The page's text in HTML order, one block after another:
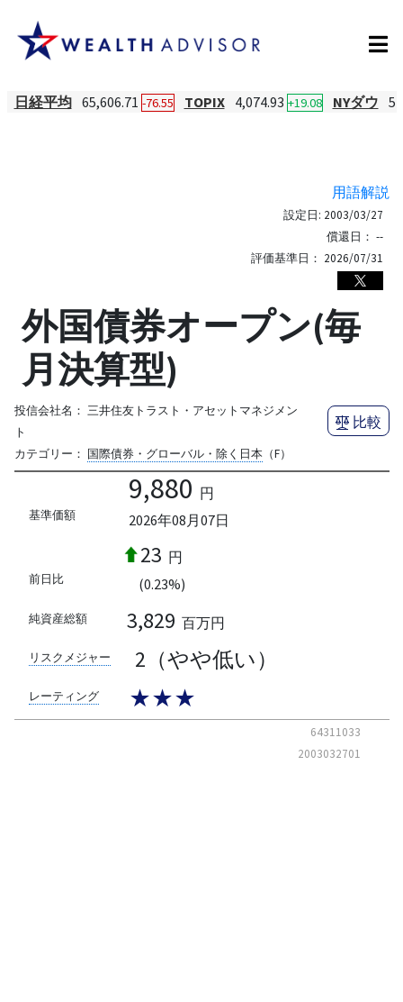
日経平均 65,606.71 -76.55 TOPIX 4,074.93 +19.08 NYダウ
用語解説
設定日: 2003/03/27
償還日： --
評価基準日： 2026/07/31
外国債券オープン(毎
月決算型)
投信会社名： 三井住友トラスト・アセットマネジメン
ト
カテゴリー： 国際債券・グローバル・除く日本（F）
比較
基準価額
9,880 円
2026年08月07日
前日比
23 円
(0.23%)
純資産総額 3,829 百万円
リスクメジャー 2（やや低い）
レーティング ★★★
64311033
2003032701